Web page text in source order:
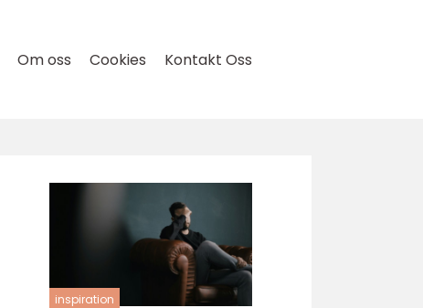
Om oss Cookies Kontakt Oss
inspiration